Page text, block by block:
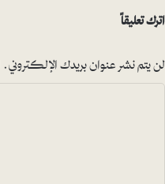
اترك تعليقاً
لن يتم نشر عنوان بريدك الإلكتروني.
ا